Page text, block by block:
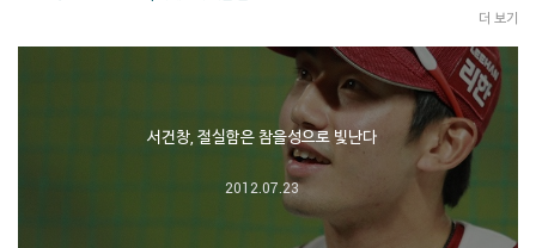
더 보기
서건창, 절실함은 참을성으로 빛난다
2012.07.23